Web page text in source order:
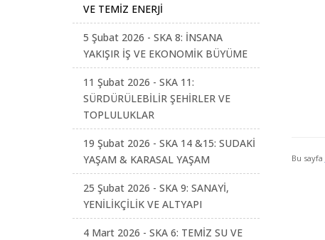
Bu sayfa
VE TEMİZ ENERJİ
5 Şubat 2026 - SKA 8: İNSANA
YAKIŞIR İŞ VE EKONOMİK BÜYÜME
11 Şubat 2026 - SKA 11:
SÜRDÜRÜLEBİLİR ŞEHİRLER VE
TOPLULUKLAR
19 Şubat 2026 - SKA 14 &15: SUDAKİ
YAŞAM & KARASAL YAŞAM
25 Şubat 2026 - SKA 9: SANAYİ,
YENİLİKÇİLİK VE ALTYAPI
4 Mart 2026 - SKA 6: TEMİZ SU VE